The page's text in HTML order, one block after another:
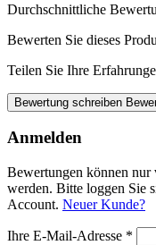
Durchschnittliche
Bewerten Sie dieses
Teilen Sie Ihre
Bewertung schreiben
Anmelden
Bewertungen können nur
werden. Bitte loggen Sie
Account. Neuer Kunde?
Ihre E-Mail-Adresse *